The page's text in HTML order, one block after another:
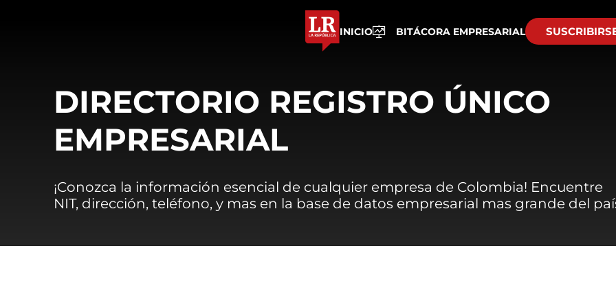
INICIO BITÁCORA EMPRESARIAL
DIRECTORIO REGISTRO ÚNICO
EMPRESARIAL
¡Conozca la información esencial de cualquier empresa de Colombia! Encuentre
NIT, dirección, teléfono, y mas en la base de datos empresarial mas grande del